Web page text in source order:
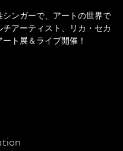
シンガーで、アートの世界で
チアーティスト、リカ・セカ
ート展＆ライブ開催！